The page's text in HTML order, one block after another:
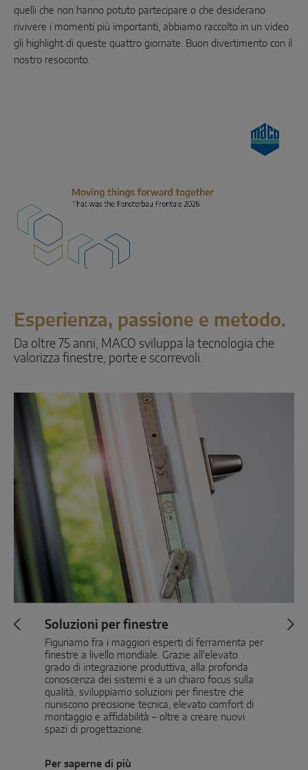
SOLUZIONI CON SENSORI SMART
Sense by MACO
Servizi di prodotto
quelli che non hanno potuto partecipare o che desiderano
rivivere i momenti più importanti, abbiamo raccolto in un video
gli highlight di queste quattro giornate. Buon divertimento con il
nostro resoconto.
Esperienza, passione e metodo.
Da oltre 75 anni, MACO sviluppa la tecnologia che
valorizza finestre, porte e scorrevoli.
Soluzioni per finestre
Figuriamo fra i maggiori esperti di ferramenta per
finestre a livello mondiale. Grazie all'elevato
grado di integrazione produttiva, alla profonda
conoscenza dei sistemi e a un chiaro focus sulla
qualità, sviluppiamo soluzioni per finestre che
riuniscono precisione tecnica, elevato comfort di
montaggio e affidabilità – oltre a creare nuovi
spazi di progettazione.
Per saperne di più